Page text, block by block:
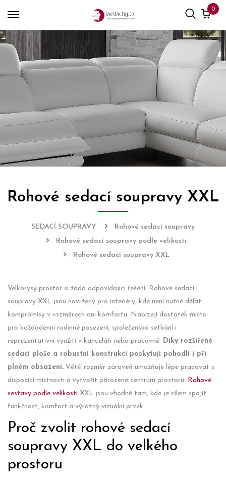
0
Rohové sedací soupravy XXL
SEDACÍ SOUPRAVY
Rohové sedací soupravy
Rohové sedací soupravy podle velikosti
Rohové sedací soupravy XXL
Velkorysý prostor si žádá odpovídající řešení. Rohové sedací
soupravy XXL jsou navrženy pro interiéry, kde není nutné dělat
kompromisy v rozměrech ani komfortu. Nabízejí dostatek místa
pro každodenní rodinné posezení, společenská setkání i
reprezentativní využití v kanceláři nebo pracovně. Díky rozšířené
sedací ploše a robustní konstrukci poskytují pohodlí i při
plném obsazení. Větší rozměr zároveň umožňuje lépe pracovat s
dispozicí místnosti a vytvořit přirozené centrum prostoru. Rohové
sestavy podle velikosti XXL jsou vhodné tam, kde je cílem spojit
funkčnost, komfort a výrazný vizuální prvek.
Proč zvolit rohové sedací
soupravy XXL do velkého
prostoru